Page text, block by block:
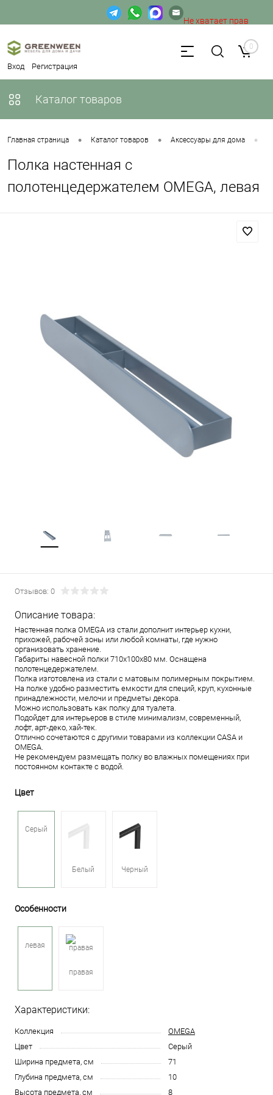
Вход Регистрация
Не хватает прав
доступа к веб-форме. 0
Каталог товаров
Главная страница • Каталог товаров • Аксессуары для дома •
Полка настенная с
полотенцедержателем OMEGA, левая
Отзывов: 0
Описание товара:
Настенная полка OMEGA из стали дополнит интерьер кухни,
прихожей, рабочей зоны или любой комнаты, где нужно
организовать хранение.
Габариты навесной полки 710х100х80 мм. Оснащена
полотенцедержателем.
Полка изготовлена из стали с матовым полимерным покрытием.
На полке удобно разместить емкости для специй, круп, кухонные
принадлежности, мелочи и предметы декора.
Можно использовать как полку для туалета.
Подойдет для интерьеров в стиле минимализм, современный,
лофт, арт-деко, хай-тек.
Отлично сочетаются с другими товарами из коллекции CASA и
OMEGA.
Не рекомендуем размещать полку во влажных помещениях при
постоянном контакте с водой.
Цвет
Серый
Белый Черный
Особенности
левая
правая
Характеристики:
Коллекция
OMEGA
Цвет
Серый
Ширина предмета, см
71
Глубина предмета, см
10
Высота предмета, см
8